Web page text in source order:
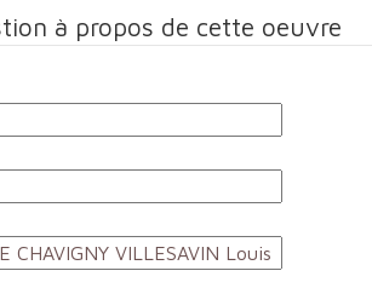
à propos de cette oeuvre